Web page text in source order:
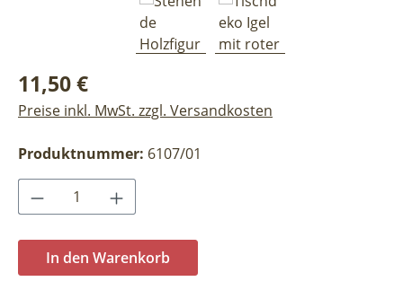
Regulärer Preis:
11,50 €
Preise inkl. MwSt. zzgl. Versandkosten
Produktnummer: 6107/01
Produkt Anzahl: Gib den gewünschten
In den Warenkorb